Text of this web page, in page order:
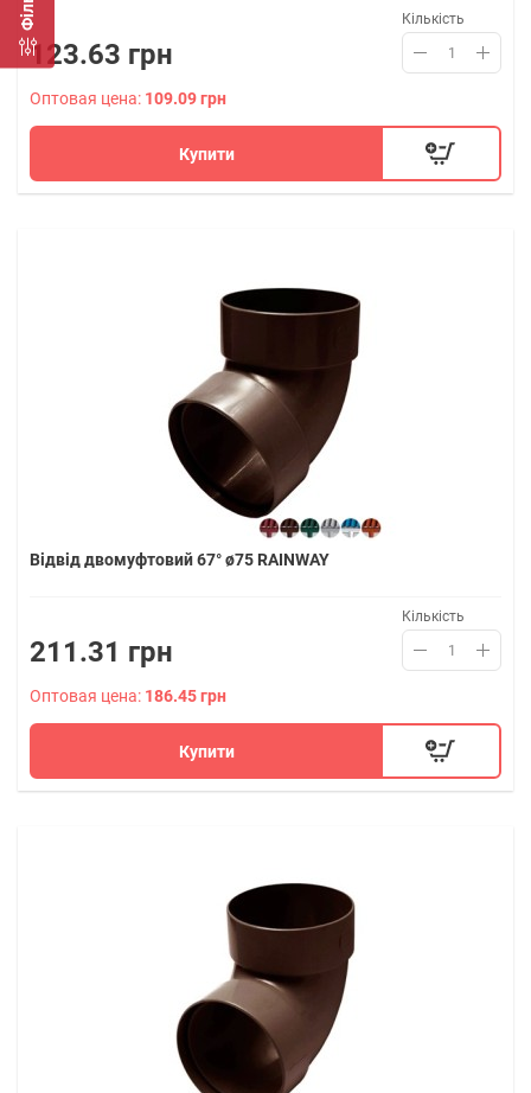
123.63 грн
Кількість
Оптовая цена: 109.09 грн
Купити
Відвід двомуфтовий 67° ø75 RAINWAY
211.31 грн
Кількість
Оптовая цена: 186.45 грн
Купити